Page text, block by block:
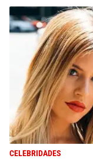
CELEBRIDADES